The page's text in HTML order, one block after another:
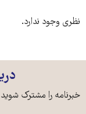
نظری وجود ندارد.
خبرنامه را مشترک شوید